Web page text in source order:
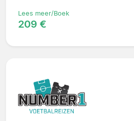
Lees meer/Boek
209 €